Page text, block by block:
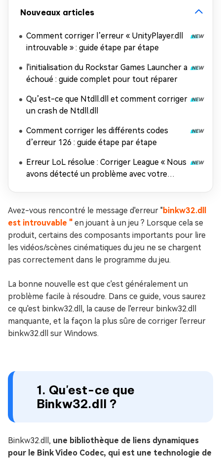
Nouveaux articles
Comment corriger l’erreur « UnityPlayer.dll
introuvable » : guide étape par étape
l'initialisation du Rockstar Games Launcher a
échoué : guide complet pour tout réparer
Qu’est-ce que Ntdll.dll et comment corriger
un crash de Ntdll.dll
Comment corriger les différents codes
d’erreur 126 : guide étape par étape
Erreur LoL résolue : Corriger League « Nous
avons détecté un problème avec votre
Avez-vous rencontré le message d'erreur "binkw32.dll
est introuvable " en jouant à un jeu ? Lorsque cela se
produit, certains des composants importants pour lire
les vidéos/scènes cinématiques du jeu ne se chargent
pas correctement dans le programme du jeu.
La bonne nouvelle est que c'est généralement un
problème facile à résoudre. Dans ce guide, vous saurez
ce qu'est binkw32.dll, la cause de l'erreur binkw32.dll
manquante, et la façon la plus sûre de corriger l'erreur
binkw32.dll sur Windows.
1. Qu'est-ce que
Binkw32.dll ?
Binkw32.dll, une bibliothèque de liens dynamiques
pour le Bink Video Codec, qui est une technologie de